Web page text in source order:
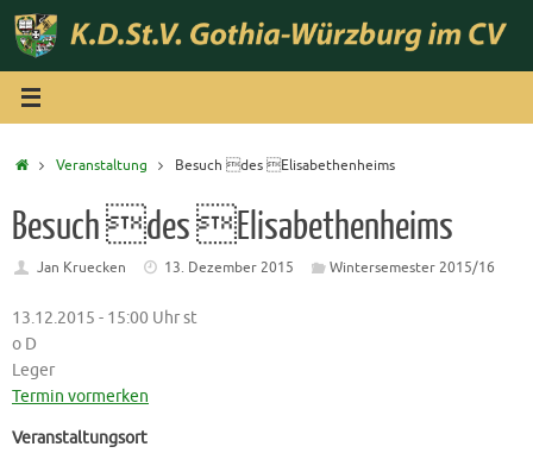
Zum
Inhalt
springen
StartVeranstaltung Besuch des Elisabethenheims
Besuch des Elisabethenheims
Jan Kruecken 13. Dezember 2015 Wintersemester 2015/16
13.12.2015 - 15:00 Uhr st
o D
Leger
Termin vormerken
Veranstaltungsort